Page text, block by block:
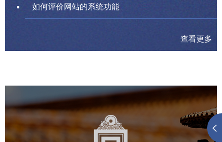
如何评价网站的系统功能
查看更多
故宫博物院